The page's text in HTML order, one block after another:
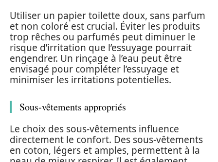
Utiliser un papier toilette doux, sans parfum
et non coloré est crucial. Éviter les produits
trop rêches ou parfumés peut diminuer le
risque d’irritation que l’essuyage pourrait
engendrer. Un rinçage à l’eau peut être
envisagé pour compléter l’essuyage et
minimiser les irritations potentielles.
Sous-vêtements appropriés
Le choix des sous-vêtements influence
directement le confort. Des sous-vêtements
en coton, légers et amples, permettent à la